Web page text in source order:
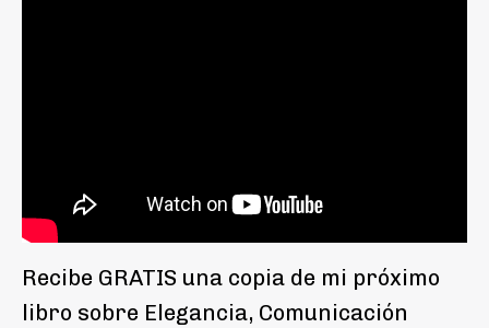
Recibe GRATIS una copia de mi próximo
libro sobre Elegancia, Comunicación